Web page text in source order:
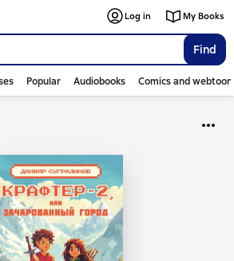
Find
Log in My Books
Popular Audiobooks Comics and